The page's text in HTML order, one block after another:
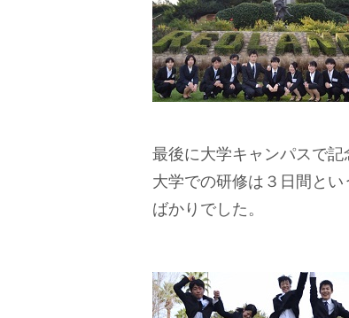
最後に大学キャンパスで
大学での研修は３日間と
ばかりでした。